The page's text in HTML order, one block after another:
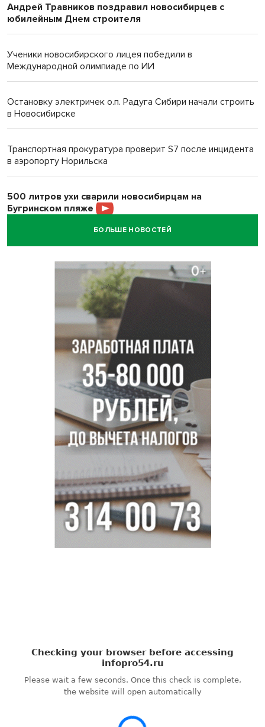
Андрей Травников поздравил новосибирцев с
юбилейным Днем строителя
Ученики новосибирского лицея победили в
Международной олимпиаде по ИИ
Остановку электричек о.п. Радуга Сибири начали строить
в Новосибирске
Транспортная прокуратура проверит S7 после инцидента
в аэропорту Норильска
500 литров ухи сварили новосибирцам на
Бугринском пляже
Под Новосибирском двое пострадали в ДТП с
Легендарный хоккеист Тарасенко вернулся к брату в
Новосибирец подарил «боевую десятку» для эвакуации
раненых на СВО
В Новосибирске корпорация кукол из США подала в суд
БОЛЬШЕ НОВОСТЕЙ